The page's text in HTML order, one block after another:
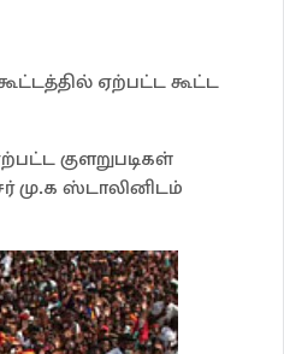
ஏற்பட்ட கூட்ட
குளறுபடிகள்
மு.க ஸ்டாலினிடம்